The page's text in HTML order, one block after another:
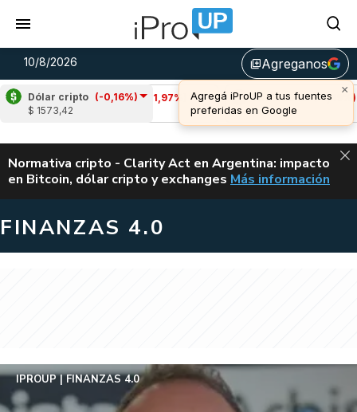
10/8/2026 library_addAgreganos
Dólar cripto (-0,16%)
$ 1573,42
Cardano
(-1,97%)
u$s 0,19
Avalanche
(-1,49%)
u$s 6,46
ALERTA
Normativa cripto - Clarity Act en Argentina: impacto
en Bitcoin, dólar cripto y exchanges CLARITY ACT EN
Más información
FINANZAS 4.0
IPROUP FINANZAS 4.0